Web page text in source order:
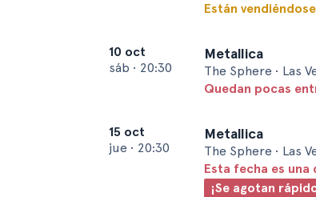
Están
10 oct
sáb • 20:30
Metallica
The Sphere • Las
Quedan pocas
15 oct
jue • 20:30
Metallica
The Sphere • Las
Esta fecha es una
¡Se agotan